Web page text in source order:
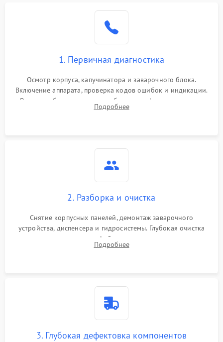
1. Первичная диагностика
Осмотр корпуса, капучинатора и заварочного блока.
Включение аппарата, проверка кодов ошибок и индикации.
Оценка работы помпы, термоблока и кофемолки на слух.
Измерение температуры и давления воды для выявления
Подробнее
2. Разборка и очистка
Снятие корпусных панелей, демонтаж заварочного
устройства, диспенсера и гидросистемы. Глубокая очистка
внутренних узлов от кофейных масел, жмыха и накипи.
Промывка дренажных каналов и фильтров с использованием
Подробнее
3. Глубокая дефектовка компонентов